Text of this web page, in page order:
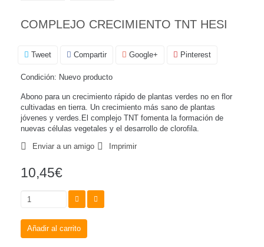
COMPLEJO CRECIMIENTO TNT HESI
Tweet Compartir Google+ Pinterest
Condición: Nuevo producto
Abono para un crecimiento rápido de plantas verdes no en flor
cultivadas en tierra. Un crecimiento más sano de plantas
jóvenes y verdes.El complejo TNT fomenta la formación de
nuevas células vegetales y el desarrollo de clorofila.
Enviar a un amigo
Imprimir
10,45€
Añadir al carrito